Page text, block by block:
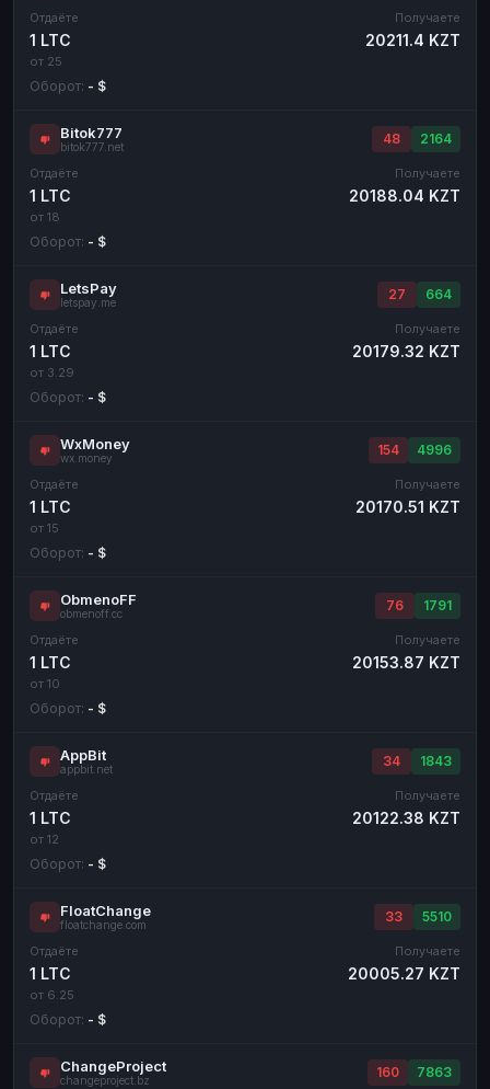
Отдаёте
1 LTC
от 25
Получаете
20211.4 KZT
Оборот: - $
Bitok777
bitok777.net
48 2164
Отдаёте
1 LTC
от 18
Получаете
20188.04 KZT
Оборот: - $
LetsPay
letspay.me
27 664
Отдаёте
1 LTC
от 3.29
Получаете
20179.32 KZT
Оборот: - $
WxMoney
wx.money
154 4996
Отдаёте
1 LTC
от 15
Получаете
20170.51 KZT
Оборот: - $
ObmenoFF
obmenoff.cc
76 1791
Отдаёте
1 LTC
от 10
Получаете
20153.87 KZT
Оборот: - $
AppBit
appbit.net
34 1843
Отдаёте
1 LTC
от 12
Получаете
20122.38 KZT
Оборот: - $
FloatChange
floatchange.com
33 5510
Отдаёте
1 LTC
от 6.25
Получаете
20005.27 KZT
Оборот: - $
ChangeProject
changeproject.bz
160 7863